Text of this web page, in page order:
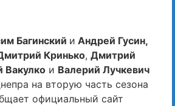
Багинский и Андрей Гусин,
Кринько, Дмитрий
Вакулко и Валерий Лучкевич
на вторую часть сезона
официальный сайт